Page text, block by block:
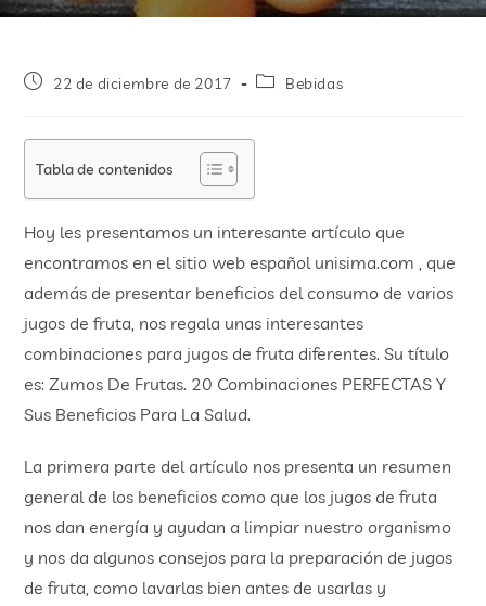
22 de diciembre de 2017 Bebidas
Tabla de contenidos
Hoy les presentamos un interesante artículo que
encontramos en el sitio web español unisima.com , que
además de presentar beneficios del consumo de varios
jugos de fruta, nos regala unas interesantes
combinaciones para jugos de fruta diferentes. Su título
es: Zumos De Frutas. 20 Combinaciones PERFECTAS Y
Sus Beneficios Para La Salud.
La primera parte del artículo nos presenta un resumen
general de los beneficios como que los jugos de fruta
nos dan energía y ayudan a limpiar nuestro organismo
y nos da algunos consejos para la preparación de jugos
de fruta, como lavarlas bien antes de usarlas y